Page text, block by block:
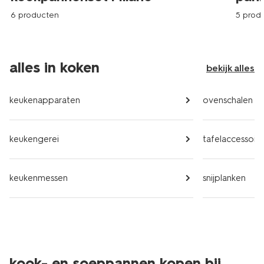
6 producten 5
alles in koken bekijk alles
keukenapparaten
keukengerei
keukenmessen
ovenschalen
snijplanken